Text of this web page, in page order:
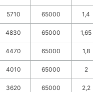
5710 65000 1,4
4830 65000 1,65
4470 65000 1,8
4010 65000 2
3620 65000 2,2